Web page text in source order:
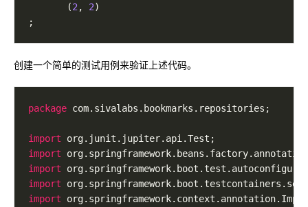
       (
2 , 2
创建一个简单的测试用例来验证上述代码。
package
import
import
import
import
import